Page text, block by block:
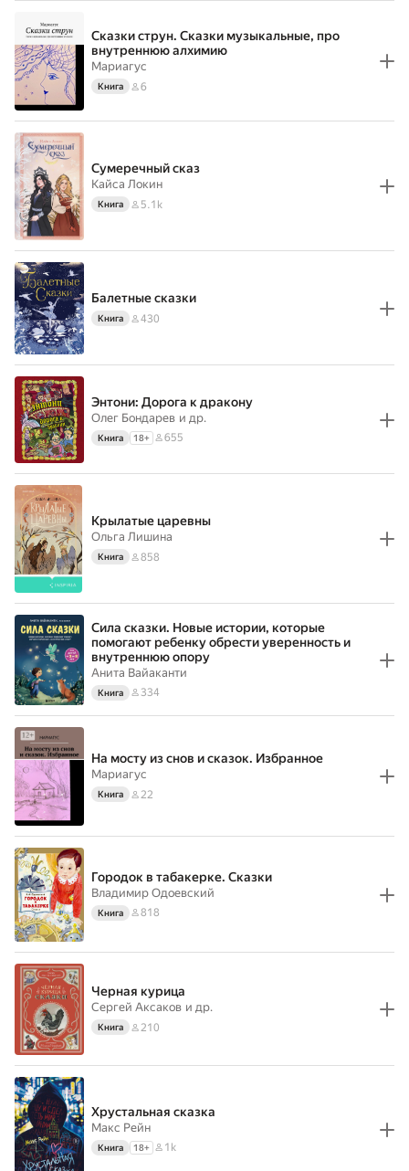
Сказки струн. Сказки музыкальные, про
внутреннюю алхимию
Мариагус
Книга 6
Сумеречный сказ
Кайса Локин
Книга 5.1k
Балетные сказки
Книга 430
Энтони: Дорога к дракону
Олег Бондарев и др.
Книга 18+ 655
Крылатые царевны
Ольга Лишина
Книга 858
Сила сказки. Новые истории, которые
помогают ребенку обрести уверенность и
внутреннюю опору
Анита Вайаканти
Книга 334
На мосту из снов и сказок. Избранное
Мариагус
Книга 22
Городок в табакерке. Сказки
Владимир Одоевский
Книга 818
Черная курица
Сергей Аксаков и др.
Книга 210
Хрустальная сказка
Макс Рейн
Книга 18+ 1k